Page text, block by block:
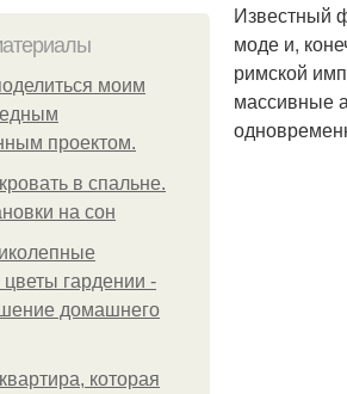
моим
проектом.
в спальне.
на сон
гардении -
домашнего
которая
Известный
моде и,
римской
массивные